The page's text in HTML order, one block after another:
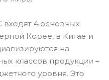
входят 4 основных
Корее, в Китае и
на
классов продукции –
уровня. Это